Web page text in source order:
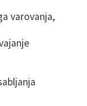
varovanja,